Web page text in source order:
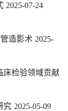
2025-07-24
造影术 2025-
床检验领域贡献
究 2025-05-09